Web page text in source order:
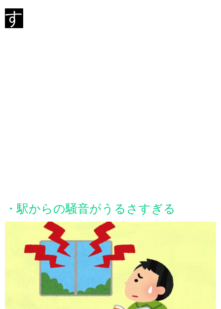
す
・駅からの騒音がうるさすぎる